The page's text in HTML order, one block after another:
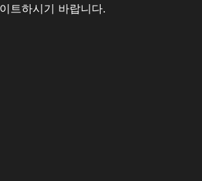
트하시기 바랍니다.